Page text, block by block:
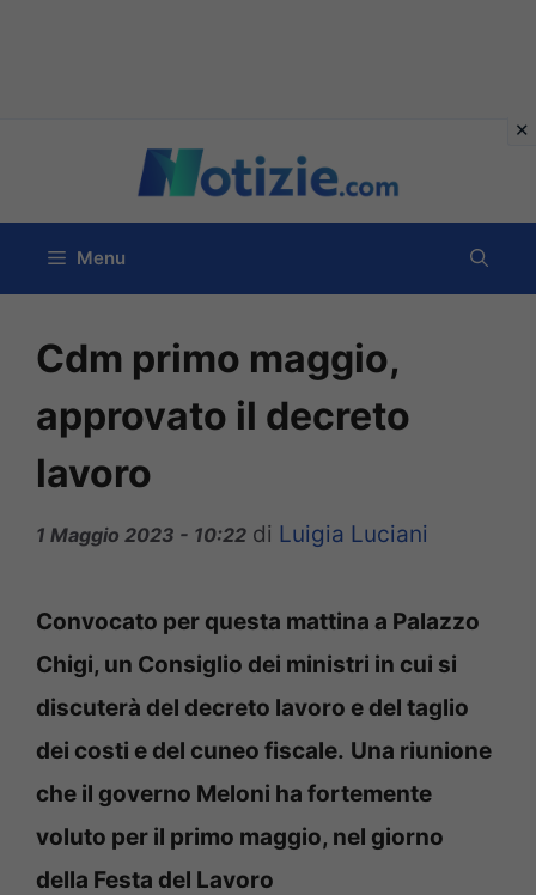
contenuto
Menu
Cdm primo maggio,
approvato il decreto
lavoro
1 Maggio 2023 - 10:22 di Luigia Luciani
Convocato per questa mattina a Palazzo
Chigi, un Consiglio dei ministri in cui si
discuterà del decreto lavoro e del taglio
dei costi e del cuneo fiscale. Una riunione
che il governo Meloni ha fortemente
voluto per il primo maggio, nel giorno
della Festa del Lavoro